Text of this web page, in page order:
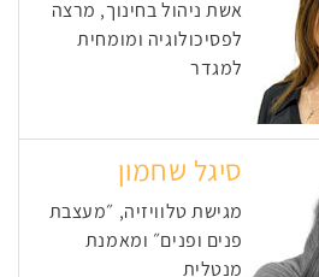
אשת ניהול בחינוך, מרצה
לפסיכולוגיה ומומחית
למגדר
סיגל שחמון
מגישת טלוויזיה, ״מעצבת
פנים ופנים״ ומאמנת
מנטלית